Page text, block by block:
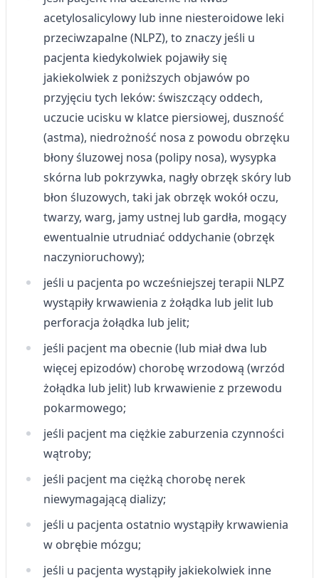
acetylosalicylowy lub inne niesteroidowe leki
przeciwzapalne (NLPZ), to znaczy jeśli u
pacjenta kiedykolwiek pojawiły się
jakiekolwiek z poniższych objawów po
przyjęciu tych leków: świszczący oddech,
uczucie ucisku w klatce piersiowej, duszność
(astma), niedrożność nosa z powodu obrzęku
błony śluzowej nosa (polipy nosa), wysypka
skórna lub pokrzywka, nagły obrzęk skóry lub
błon śluzowych, taki jak obrzęk wokół oczu,
twarzy, warg, jamy ustnej lub gardła, mogący
ewentualnie utrudniać oddychanie (obrzęk
naczynioruchowy);
jeśli u pacjenta po wcześniejszej terapii NLPZ
wystąpiły krwawienia z żołądka lub jelit lub
perforacja żołądka lub jelit;
jeśli pacjent ma obecnie (lub miał dwa lub
więcej epizodów) chorobę wrzodową (wrzód
żołądka lub jelit) lub krwawienie z przewodu
pokarmowego;
jeśli pacjent ma ciężkie zaburzenia czynności
wątroby;
jeśli pacjent ma ciężką chorobę nerek
niewymagającą dializy;
jeśli u pacjenta ostatnio wystąpiły krwawienia
w obrębie mózgu;
jeśli u pacjenta wystąpiły jakiekolwiek inne